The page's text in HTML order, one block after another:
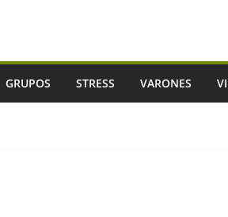
GRUPOS STRESS VARONES